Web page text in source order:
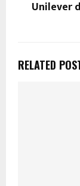
Unilever
RELATED